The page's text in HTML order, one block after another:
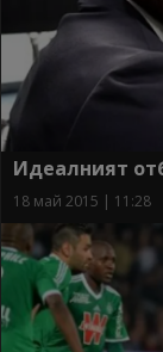
Идеалният
18 май 2015 | 11:28